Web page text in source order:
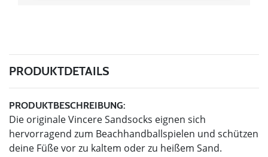
PRODUKTDETAILS
PRODUKTBESCHREIBUNG:
Die originale Vincere Sandsocks eignen sich
hervorragend zum Beachhandballspielen und schützen
deine Füße vor zu kaltem oder zu heißem Sand.